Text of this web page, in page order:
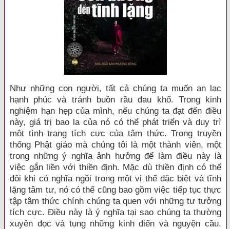
Như những con người, tất cả chúng ta muốn an lạc
hạnh phúc và tránh buồn rầu đau khổ. Trong kinh
nghiệm hạn hẹp của mình, nếu chúng ta đạt đến điều
này, giá trị bao la của nó có thể phát triển và duy trì
một tình trạng tích cực của tâm thức. Trong truyền
thống Phật giáo mà chúng tôi là một thành viên, một
trong những ý nghĩa ảnh hưởng để làm điều này là
việc gắn liền với thiền định. Mặc dù thiền định có thể
đôi khi có nghĩa ngồi trong một vị thế đặc biệt và tĩnh
lặng tâm tư, nó có thể cũng bao gồm việc tiếp tục thực
tập tâm thức chính chúng ta quen với những tư tưởng
tích cực. Điều này là ý nghĩa tại sao chúng ta thường
xuyên đọc và tụng những kinh điển và nguyện cầu.